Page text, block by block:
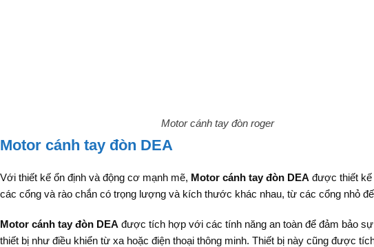
Motor cánh tay đòn roger
Motor cánh tay đòn DEA
Với thiết kế ổn định và động cơ mạnh mẽ, Motor cánh tay đòn DEA được thiết kế
các cổng và rào chắn có trọng lượng và kích thước khác nhau, từ các cổng nhỏ
Motor cánh tay đòn DEA được tích hợp với các tính năng an toàn để đảm bảo
thiết bị như điều khiển từ xa hoặc điện thoại thông minh. Thiết bị này cũng được